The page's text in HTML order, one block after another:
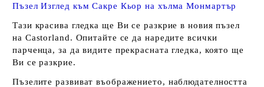
Пъзел Изглед към Сакре Кьор на хълма Монмартър
Тази красива гледка ще Ви се разкрие в новия пъзел
на Castorland. Опитайте се да наредите всички
парченца, за да видите прекрасната гледка, която ще
Ви се разкрие.
Пъзелите развиват въображението, наблюдателността